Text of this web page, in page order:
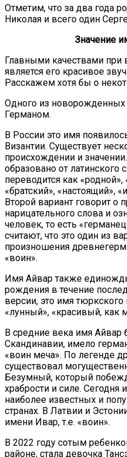
Отметим, что за два года
Николая и всего один
Значение
Главными качествами
является его красивое
Расскажем хотя бы о
Одного из новорожденных
Германом.
В России это имя
Византии. Существует
происхождении и
образовано от латинского
переводится как
«братский», «настоящий»,
Второй вариант говорит о
нарицательного слова и
человек, то есть
считают, что это один из
произношения
«воин».
Имя Айвар также
рождения в течение
версии, это имя
«лунный», «красивый, как
В средние века имя Айвар
Скандинавии, имело
«воин меча». По легенде
существовал
Безумный, который
храбрости и силе. Сегодня
наиболее известных и
странах. В Латвии и
имени Ивар, т.е. «воин».
В 2022 году сотым
районе, стала девочка